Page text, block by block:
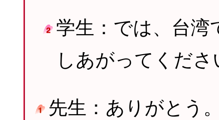
学生：では、台
しあがってくださ
先生：ありがとう